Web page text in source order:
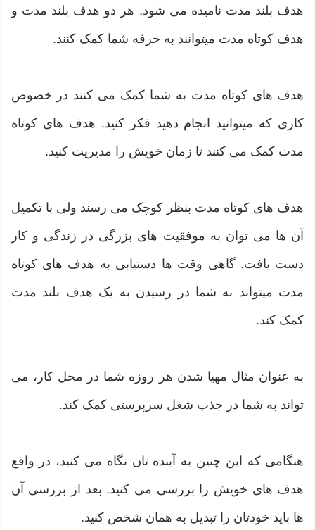
هدف بلند مدت نامیده می شود. هر دو هدف بلند مدت و
هدف کوتاه مدت میتوانند به حرفه شما کمک کنند.
هدف های کوتاه مدت به شما کمک می کنند در خصوص
کاری که میتوانید انجام دهید فکر کنید. هدف های کوتاه
مدت کمک می کنند تا زمان خویش را مدیریت کنید.
هدف های کوتاه مدت بنظر کوچک می رسند ولی با تکمیل
آن ها می توان به موفقیت های بزرگی در زندگی و کار
دست یافت. گاهی وقت ها دستیابی به هدف های کوتاه
مدت میتواند به شما در رسیدن به یک هدف بلند مدت
کمک کند.
به عنوان مثال مهیا شدن هر روزه شما در محل کار، می
تواند به شما در جذب شغل سرپرستی کمک کند.
هنگامی که این چنین به آينده تان نگاه می کنید، در واقع
هدف های خویش را بررسی می کنید. بعد از بررسی آن
ها باید خودتان را تبدیل به همان شخص کنید.